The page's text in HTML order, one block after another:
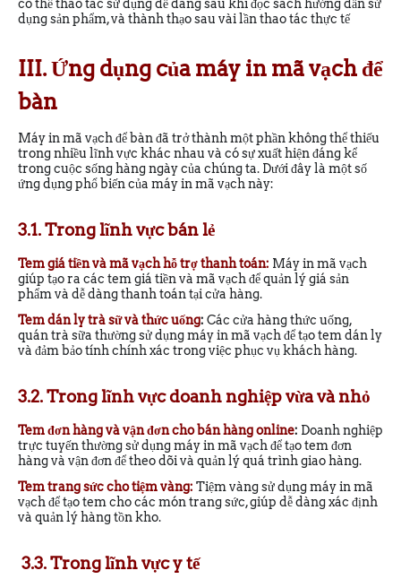
có thể thao tác sử dụng dễ dàng sau khi đọc sách hướng dẫn sử
dụng sản phẩm, và thành thạo sau vài lần thao tác thực tế
III. Ứng dụng của máy in mã vạch để
bàn
Máy in mã vạch để bàn đã trở thành một phần không thể thiếu
trong nhiều lĩnh vực khác nhau và có sự xuất hiện đáng kể
trong cuộc sống hàng ngày của chúng ta. Dưới đây là một số
ứng dụng phổ biến của máy in mã vạch này:
3.1. Trong lĩnh vực bán lẻ
Tem giá tiền và mã vạch hỗ trợ thanh toán: Máy in mã vạch
giúp tạo ra các tem giá tiền và mã vạch để quản lý giá sản
phẩm và dễ dàng thanh toán tại cửa hàng.
Tem dán ly trà sữ và thức uống: Các cửa hàng thức uống,
quán trà sữa thường sử dụng máy in mã vạch để tạo tem dán ly
và đảm bảo tính chính xác trong việc phục vụ khách hàng.
3.2. Trong lĩnh vực doanh nghiệp vừa và nhỏ
Tem đơn hàng và vận đơn cho bán hàng online: Doanh nghiệp
trực tuyến thường sử dụng máy in mã vạch để tạo tem đơn
hàng và vận đơn để theo dõi và quản lý quá trình giao hàng.
Tem trang sức cho tiệm vàng: Tiệm vàng sử dụng máy in mã
vạch để tạo tem cho các món trang sức, giúp dễ dàng xác định
và quản lý hàng tồn kho.
3.3. Trong lĩnh vực y tế